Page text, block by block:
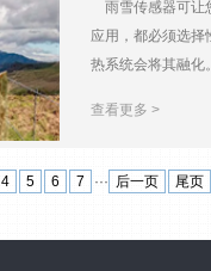
雨雪传感器可让
应用，都必须选
热系统会将其融
中不同时间的天气
查看更多 >
4 5 6 7 ··· 后一页 尾页